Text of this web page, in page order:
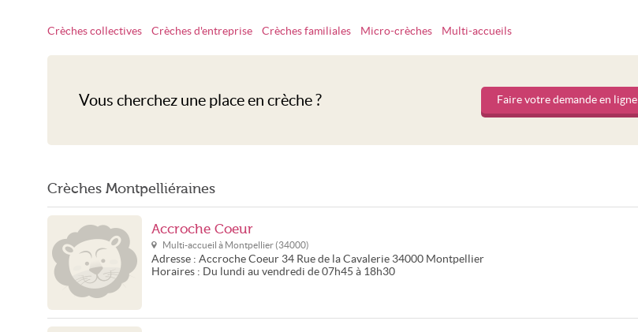
Crèche Montpellier
Crèches collectives Crèches d'entreprise Crèches familiales Micro-crèches Multi-accueils
Vous cherchez une place en crèche ? Faire votre demande en ligne
Crèches Montpelliéraines
Accroche Coeur
Multi-accueil à Montpellier (34000)
Adresse : Accroche Coeur 34 Rue de la Cavalerie 34000 Montpellier
Horaires : Du lundi au vendredi de 07h45 à 18h30